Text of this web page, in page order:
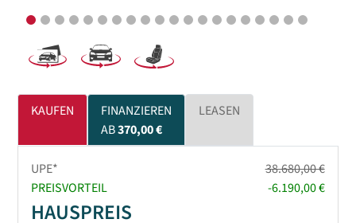
KAUFEN
FINANZIEREN
AB370,00 €
LEASEN
UPE*
38.680,00 €
PREISVORTEIL
-6.190,00 €
HAUSPREIS